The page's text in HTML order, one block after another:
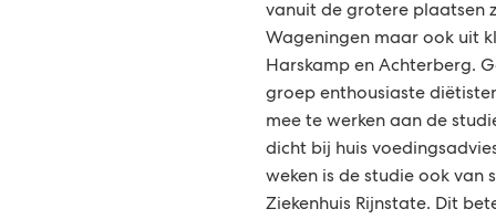
vanuit de grotere plaatsen
Wageningen maar ook uit
Harskamp en Achterberg.
groep enthousiaste
mee te werken aan de
dicht bij huis
weken is de studie ook van
Ziekenhuis Rijnstate. Dit